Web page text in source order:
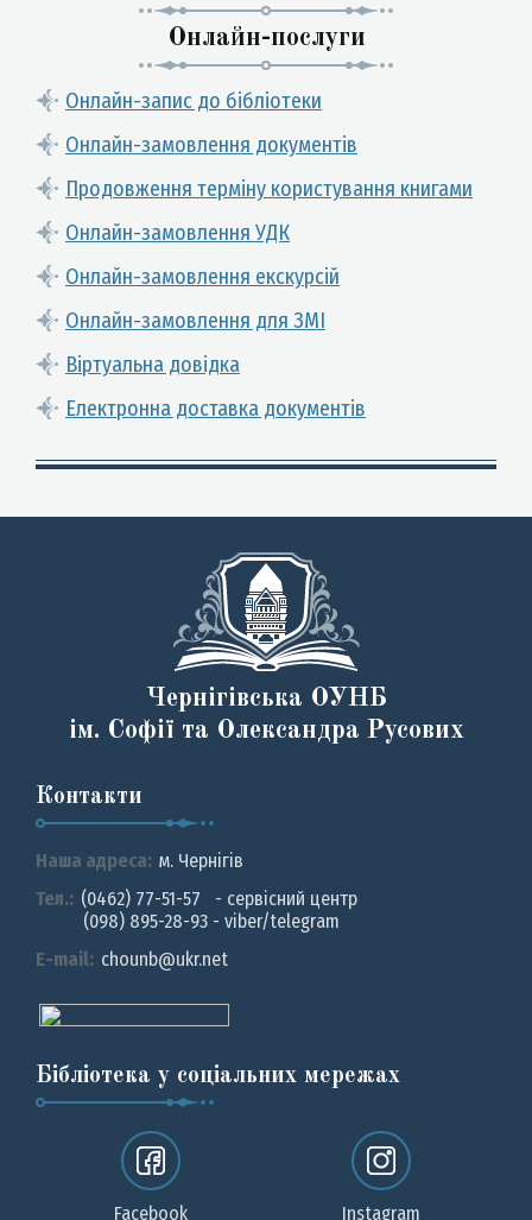
Онлайн-послуги
Онлайн-запис до бібліотеки
Онлайн-замовлення документів
Продовження терміну користування книгами
Онлайн-замовлення УДК
Онлайн-замовлення екскурсій
Онлайн-замовлення для ЗМІ
Віртуальна довідка
Електронна доставка документів
Чернігівська ОУНБ
ім. Софії та Олександра Русових
Контакти
Наша адреса: м. Чернiгiв
Тел.: (0462) 77-51-57 - сервісний центр
(098) 895-28-93 - viber/telegram
E-mail: chounb@ukr.net
Бібліотека у соціальних мережах
Facebook Instagram